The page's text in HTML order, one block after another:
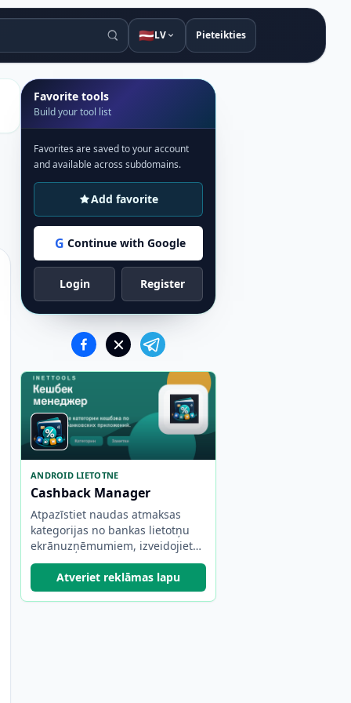
🇱🇻LV Pieteikties
Favorite tools
Build your tool list
Favorites are saved to your account
and available across subdomains.
Add favorite
G Continue with Google
Login Register
ANDROID LIETOTNE
Cashback Manager
Atpazīstiet naudas atmaksas
kategorijas no bankas lietotņu
ekrānuzņēmumiem, izveidojiet
ikmēneša kopsavilkumu pēc
bankas un ātrāk izvēlieties
labāko karti.
Atveriet reklāmas lapu